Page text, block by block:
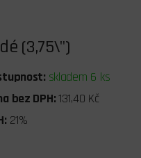
(3,75\")
skladem 6 ks
bez DPH:131,40 Kč
21%